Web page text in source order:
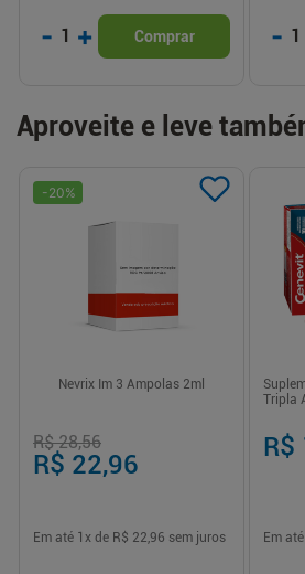
- 1 + Comprar - 1
Aproveite e leve
-20%
Nevrix Im 3 Ampolas 2ml
R$ 28,56
R$ 22,96
Em até 1 x de R$ 22,96 sem juros
Tripla
R$
Em até